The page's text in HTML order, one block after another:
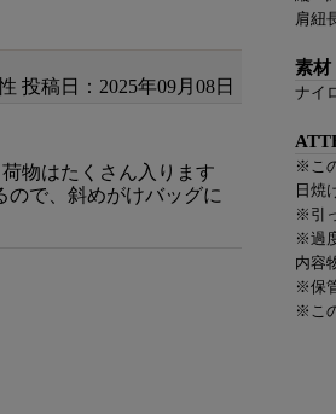
肩紐
素材
ナイ
※こ
日焼
※引
※過
内容
※保
※こ
投稿日：2025年09月08日
物はたくさん入ります
ので、斜めがけバッグに